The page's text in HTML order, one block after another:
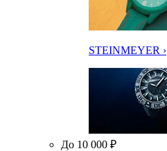
STEINMEYER ›
До 10 000 ₽